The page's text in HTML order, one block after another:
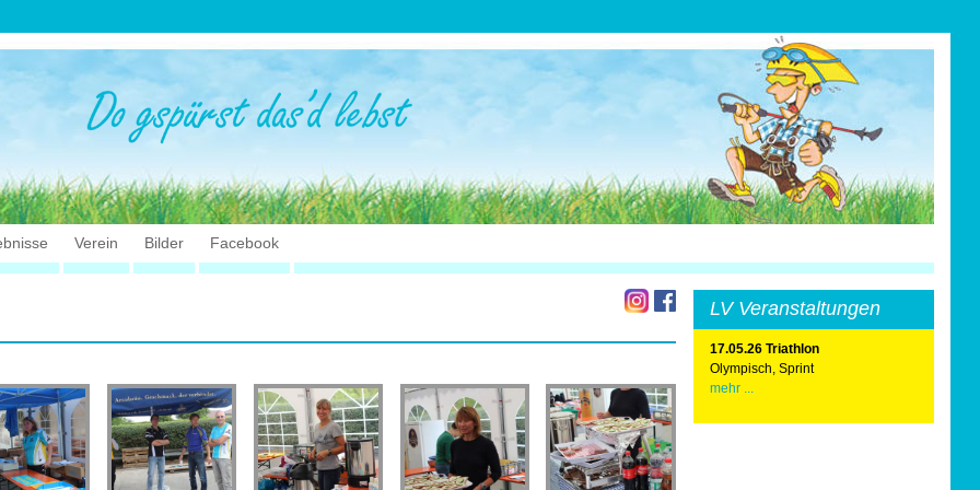
Verein Bilder Facebook
LV Veranstaltungen
17.05.26 Triathlon
Olympisch, Sprint
mehr ...